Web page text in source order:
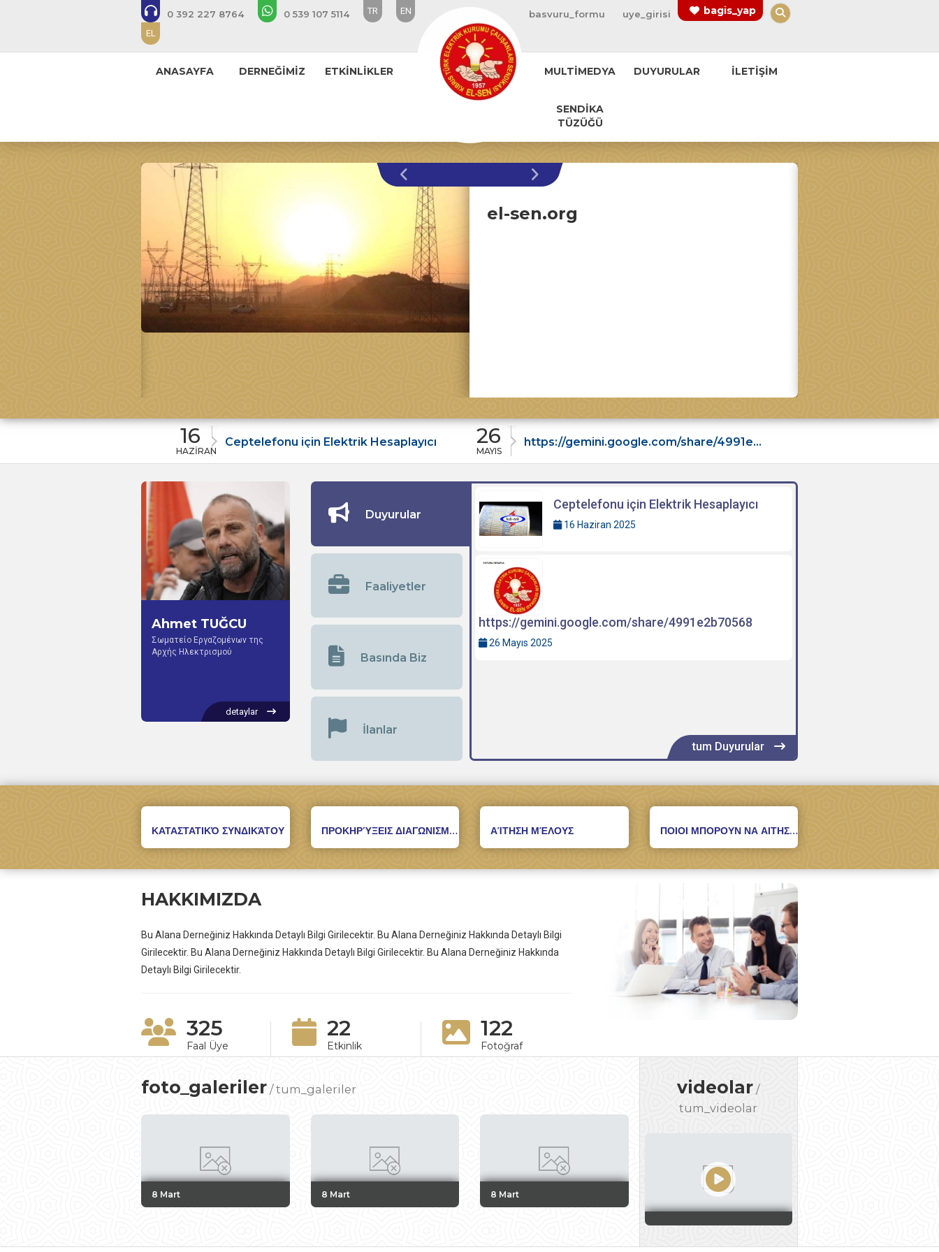
0 392 227 8764 0 539 107 5114 TR EN
EL
basvuru_formu uye_girisi bagis_yap
ANASAYFA DERNEĞİMİZ ETKİNLİKLER MULTİMEDYA DUYURULAR İLETİŞİM
SENDİKA
TÜZÜĞÜ
el-sen.org
Ceptelefonu için Elektrik Hesaplayıcı 26 https://gemini.google.com/share/4991e2b70568 16
Ahmet TUĞCU
Σωματείο Εργαζομένων της
Αρχής Ηλεκτρισμού
detaylar
Duyurular
Faaliyetler
Basında Biz
İlanlar
Ceptelefonu için Elektrik Hesaplayıcı
16 Haziran 2025
https://gemini.google.com/share/4991e2b70568
26 Mayıs 2025
tum Duyurular
ΚΑΤΑΣΤΑΤΙΚΌ ΣΥΝΔΙΚΆΤΟΥ ΠΡΟΚΗΡΎΞΕΙΣ ΔΙΑΓΩΝΙΣΜΏΝ ΑΊΤΗΣΗ ΜΈΛΟΥΣ ΠΟΙΟΙ ΜΠΟΡΟΥΝ ΝΑ ΑΙΤΗΣΟΥΝ
HAKKIMIZDA
Bu Alana Derneğiniz Hakkında Detaylı Bilgi Girilecektir. Bu Alana Derneğiniz Hakkında Detaylı Bilgi
Girilecektir. Bu Alana Derneğiniz Hakkında Detaylı Bilgi Girilecektir. Bu Alana Derneğiniz Hakkında
Detaylı Bilgi Girilecektir.
325
Faal Üye
22
Etkinlik
122
Fotoğraf
foto_galeriler /tum_galeriler
8 Mart 8 Mart 8 Mart
videolar /
tum_videolar